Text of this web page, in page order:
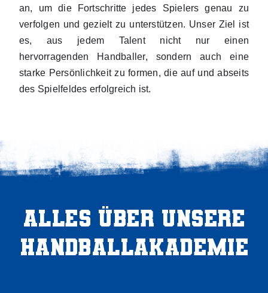
an, um die Fortschritte jedes Spielers genau zu
verfolgen und gezielt zu unterstützen. Unser Ziel ist
es, aus jedem Talent nicht nur einen
hervorragenden Handballer, sondern auch eine
starke Persönlichkeit zu formen, die auf und abseits
des Spielfeldes erfolgreich ist.
Alles über unsere
Handball­akademie